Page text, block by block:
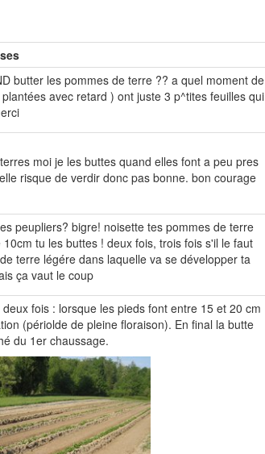
butter les pommes de terre ?? a quel moment de
avec retard ) ont juste 3 p^tites feuilles qui
moi je les buttes quand elles font a peu pres
risque de verdir donc pas bonne. bon courage
peupliers? bigre! noisette tes pommes de terre
tu les buttes ! deux fois, trois fois s'il le faut
terre légére dans laquelle va se développer ta
ça vaut le coup
fois : lorsque les pieds font entre 15 et 20 cm
(périolde de pleine floraison). En final la butte
du 1er chaussage.